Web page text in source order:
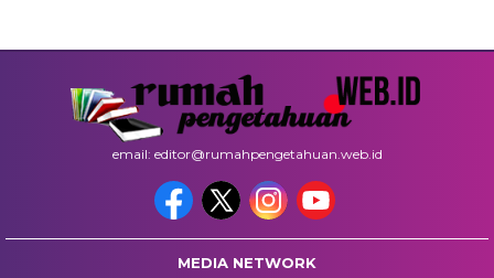
email: editor@rumahpengetahuan.web.id
MEDIA NETWORK